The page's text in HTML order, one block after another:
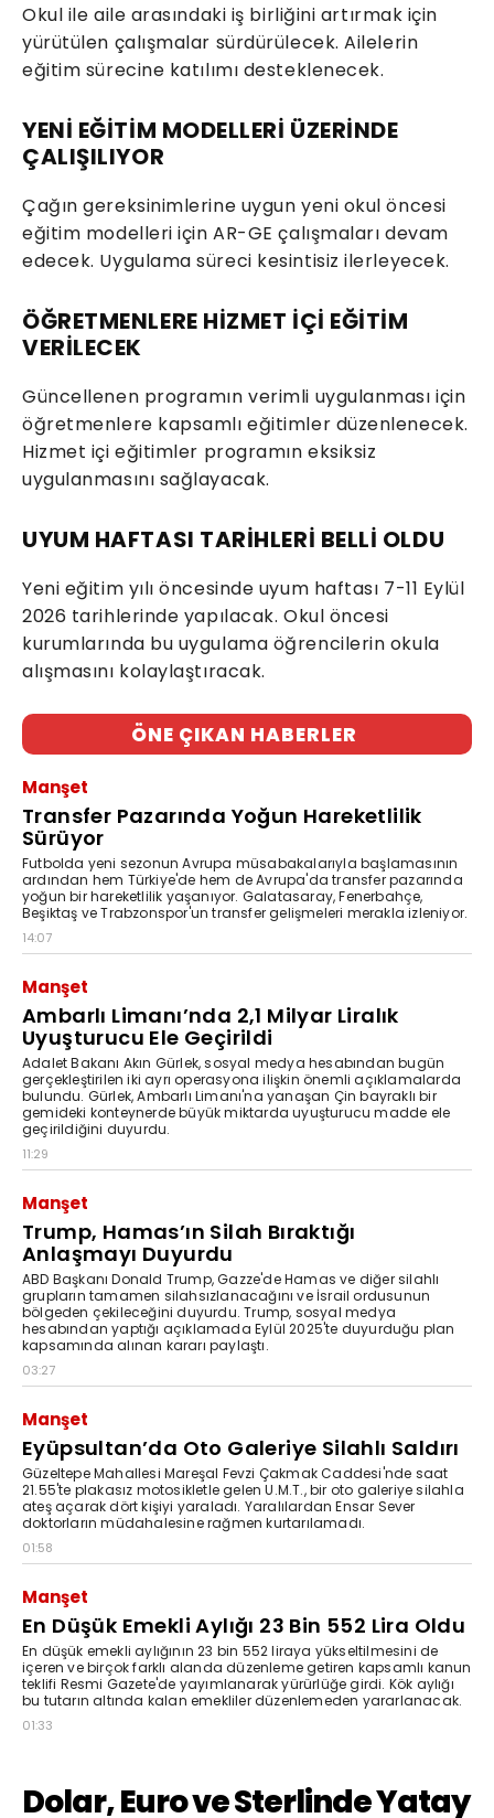
Okul ile aile arasındaki iş birliğini artırmak için
yürütülen çalışmalar sürdürülecek. Ailelerin
eğitim sürecine katılımı desteklenecek.
YENİ EĞİTİM MODELLERİ ÜZERİNDE
ÇALIŞILIYOR
Çağın gereksinimlerine uygun yeni okul öncesi
eğitim modelleri için AR-GE çalışmaları devam
edecek. Uygulama süreci kesintisiz ilerleyecek.
ÖĞRETMENLERE HİZMET İÇİ EĞİTİM
VERİLECEK
Güncellenen programın verimli uygulanması için
öğretmenlere kapsamlı eğitimler düzenlenecek.
Hizmet içi eğitimler programın eksiksiz
uygulanmasını sağlayacak.
UYUM HAFTASI TARİHLERİ BELLİ OLDU
Yeni eğitim yılı öncesinde uyum haftası 7-11 Eylül
2026 tarihlerinde yapılacak. Okul öncesi
kurumlarında bu uygulama öğrencilerin okula
alışmasını kolaylaştıracak.
ÖNE ÇIKAN HABERLER
Manşet
Transfer Pazarında Yoğun Hareketlilik
Sürüyor
Futbolda yeni sezonun Avrupa müsabakalarıyla başlamasının
ardından hem Türkiye'de hem de Avrupa'da transfer pazarında
yoğun bir hareketlilik yaşanıyor. Galatasaray, Fenerbahçe,
Beşiktaş ve Trabzonspor'un transfer gelişmeleri merakla izleniyor.
14:07
Manşet
Ambarlı Limanı’nda 2,1 Milyar Liralık
Uyuşturucu Ele Geçirildi
Adalet Bakanı Akın Gürlek, sosyal medya hesabından bugün
gerçekleştirilen iki ayrı operasyona ilişkin önemli açıklamalarda
bulundu. Gürlek, Ambarlı Limanı'na yanaşan Çin bayraklı bir
gemideki konteynerde büyük miktarda uyuşturucu madde ele
geçirildiğini duyurdu.
11:29
Manşet
Trump, Hamas’ın Silah Bıraktığı
Anlaşmayı Duyurdu
ABD Başkanı Donald Trump, Gazze'de Hamas ve diğer silahlı
grupların tamamen silahsızlanacağını ve İsrail ordusunun
bölgeden çekileceğini duyurdu. Trump, sosyal medya
hesabından yaptığı açıklamada Eylül 2025'te duyurduğu plan
kapsamında alınan kararı paylaştı.
03:27
Manşet
Eyüpsultan’da Oto Galeriye Silahlı Saldırı
Güzeltepe Mahallesi Mareşal Fevzi Çakmak Caddesi'nde saat
21.55'te plakasız motosikletle gelen U.M.T., bir oto galeriye silahla
ateş açarak dört kişiyi yaraladı. Yaralılardan Ensar Sever
doktorların müdahalesine rağmen kurtarılamadı.
01:58
Manşet
En Düşük Emekli Aylığı 23 Bin 552 Lira Oldu
En düşük emekli aylığının 23 bin 552 liraya yükseltilmesini de
içeren ve birçok farklı alanda düzenleme getiren kapsamlı kanun
teklifi Resmi Gazete'de yayımlanarak yürürlüğe girdi. Kök aylığı
bu tutarın altında kalan emekliler düzenlemeden yararlanacak.
01:33